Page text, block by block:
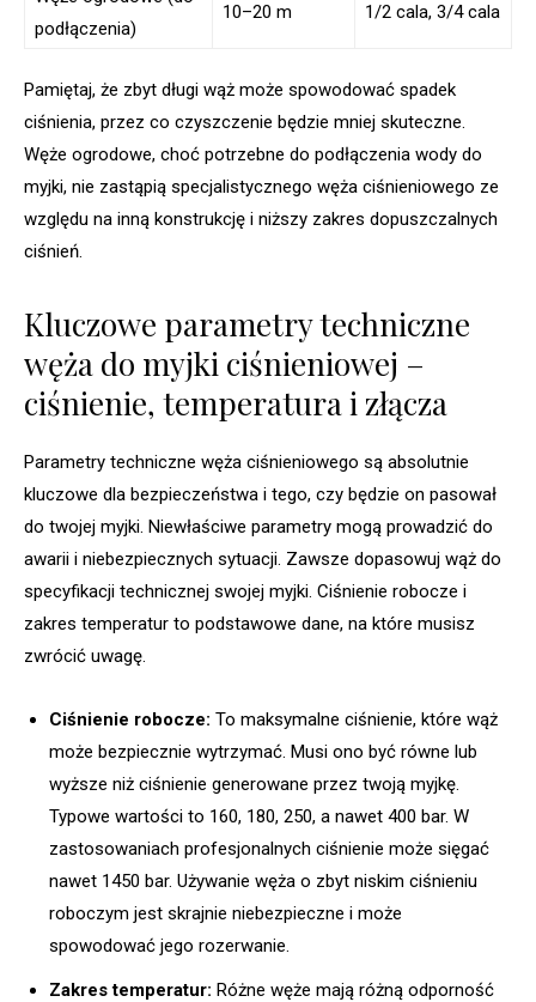
podłączenia)
10–20 m 1/2 cala, 3/4 cala
Pamiętaj, że zbyt długi wąż może spowodować spadek
ciśnienia, przez co czyszczenie będzie mniej skuteczne.
Węże ogrodowe, choć potrzebne do podłączenia wody do
myjki, nie zastąpią specjalistycznego węża ciśnieniowego ze
względu na inną konstrukcję i niższy zakres dopuszczalnych
ciśnień.
Kluczowe parametry techniczne
węża do myjki ciśnieniowej –
ciśnienie, temperatura i złącza
Parametry techniczne węża ciśnieniowego są absolutnie
kluczowe dla bezpieczeństwa i tego, czy będzie on pasował
do twojej myjki. Niewłaściwe parametry mogą prowadzić do
awarii i niebezpiecznych sytuacji. Zawsze dopasowuj wąż do
specyfikacji technicznej swojej myjki. Ciśnienie robocze i
zakres temperatur to podstawowe dane, na które musisz
zwrócić uwagę.
Ciśnienie robocze: To maksymalne ciśnienie, które wąż
może bezpiecznie wytrzymać. Musi ono być równe lub
wyższe niż ciśnienie generowane przez twoją myjkę.
Typowe wartości to 160, 180, 250, a nawet 400 bar. W
zastosowaniach profesjonalnych ciśnienie może sięgać
nawet 1450 bar. Używanie węża o zbyt niskim ciśnieniu
roboczym jest skrajnie niebezpieczne i może
spowodować jego rozerwanie.
Zakres temperatur: Różne węże mają różną odporność